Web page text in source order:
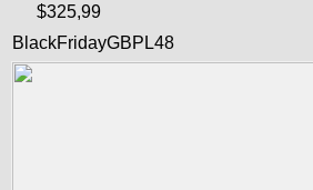
$325,99
BlackFridayGBPL48